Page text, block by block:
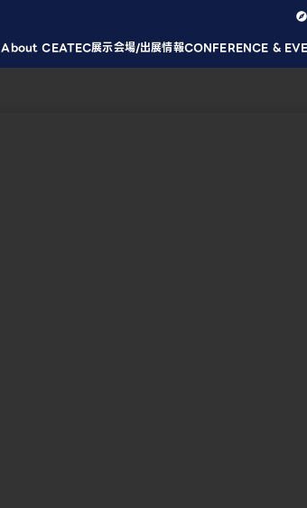
About CEATEC展示会場/出展情報CONFERENCE &